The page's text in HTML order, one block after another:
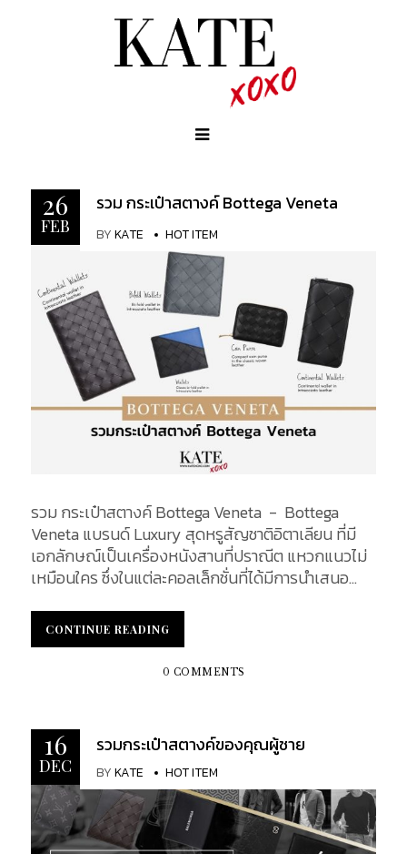
26
FEB
รวม กระเป๋าสตางค์ Bottega Veneta
BYKATE HOT ITEM
รวม กระเป๋าสตางค์ Bottega Veneta - Bottega
Veneta แบรนด์ Luxury สุดหรูสัญชาติอิตาเลียน ที่มี
เอกลักษณ์เป็นเครื่องหนังสานที่ปราณีต แหวกแนวไม่
เหมือนใคร ซึ่งในแต่ละคอลเล็กชั่นที่ได้มีการนำเสนอ
ผสานเทคนิคการถักสานหนังแบบดั้งเดิมเข้ากับลูกเล่น
ใหม่ ๆ อย่างลงตัว เรียกได้ว่า สามารถเลือกได้ตามการใช้
งานที่เหมาะสมเลยค่ะ ในบทความนี้ เราได้ทำการ
CONTINUE READING
CONTINUE READING
0 COMMENTS
16
DEC
รวมกระเป๋าสตางค์ของคุณผู้ชาย
BYKATE HOT ITEM